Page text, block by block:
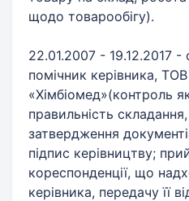
щодо товарообігу). ​
22.01.2007 - 19.12.2017
помічник керівника, ТОВ
«Хімбіомед»(контроль
правильність
затвердження
підпис керівництву;
кореспонденції, що
керівника, передачу її